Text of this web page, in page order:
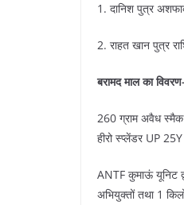
1. दानिश पुत्र
2. राहत खान पुत्र
बरामद माल का विवरण-
260 ग्राम अवैध
हीरो स्प्लेंडर UP
ANTF कुमाऊं यूनिट
अभियुक्तों तथा 1